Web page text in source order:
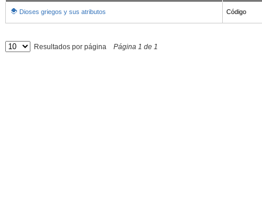
Dioses griegos y sus atributos Código
Resultados por página Página 1 de 1